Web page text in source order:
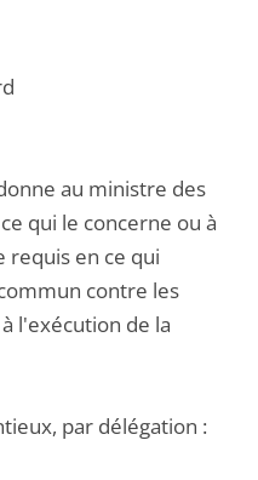
au ministre des
qui le concerne ou à
requis en ce qui
contre les
l'exécution de la
par délégation :